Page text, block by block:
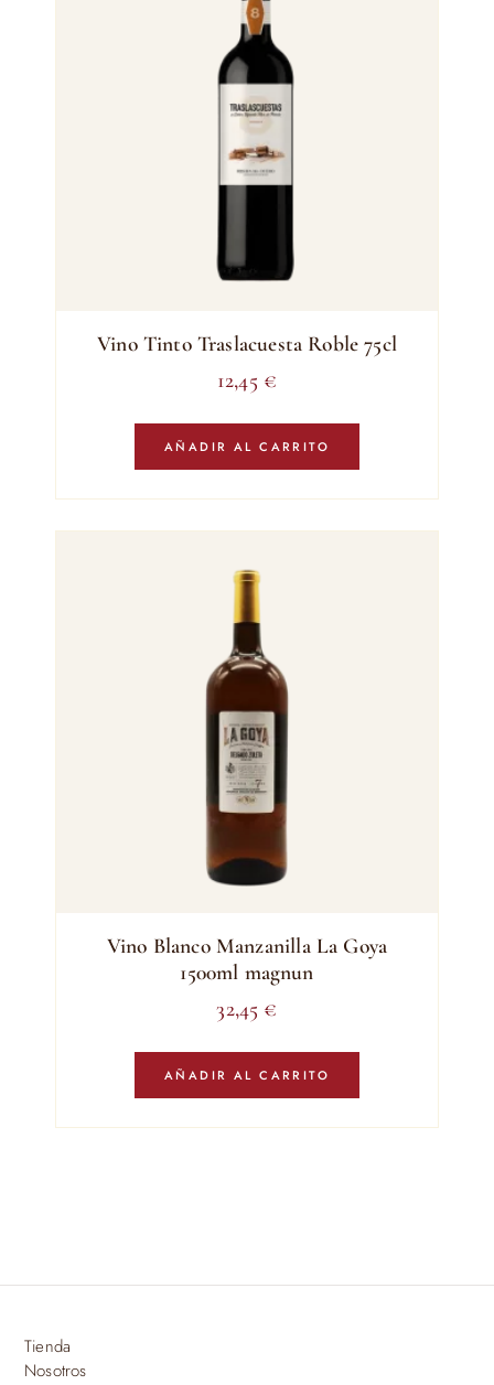
Vino Tinto Traslacuesta Roble 75cl
12,45 €
AÑADIR AL CARRITO
Vino Blanco Manzanilla La Goya
1500ml magnun
32,45 €
AÑADIR AL CARRITO
Tienda
Nosotros